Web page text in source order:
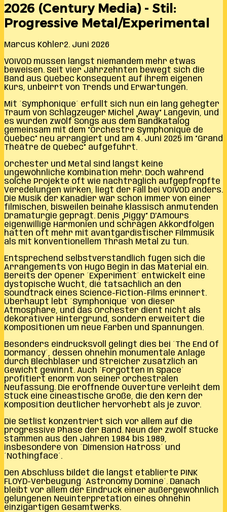
2026 (Century Media) - Stil:
Progressive Metal/Experimental
Marcus Köhler2. Juni 2026
VOIVOD müssen längst niemandem mehr etwas
beweisen. Seit vier Jahrzehnten bewegt sich die
Band aus Québec konsequent auf ihrem eigenen
Kurs, unbeirrt von Trends und Erwartungen.
Mit ´Symphonique´ erfüllt sich nun ein lang gehegter
Traum von Schlagzeuger Michel „Away“ Langevin, und
es wurden zwölf Songs aus dem Bandkatalog
gemeinsam mit dem “Orchestre Symphonique de
Québec” neu arrangiert und am 4. Juni 2025 im “Grand
Théâtre de Québec” aufgeführt.
Orchester und Metal sind längst keine
ungewöhnliche Kombination mehr. Doch während
solche Projekte oft wie nachträglich aufgepfropfte
Veredelungen wirken, liegt der Fall bei VOIVOD anders.
Die Musik der Kanadier war schon immer von einer
filmischen, bisweilen beinahe klassisch anmutenden
Dramaturgie geprägt. Denis „Piggy“ D’Amours
eigenwillige Harmonien und schrägen Akkordfolgen
hatten oft mehr mit avantgardistischer Filmmusik
als mit konventionellem Thrash Metal zu tun.
Entsprechend selbstverständlich fügen sich die
Arrangements von Hugo Bégin in das Material ein.
Bereits der Opener ´Experiment´ entwickelt eine
dystopische Wucht, die tatsächlich an den
Soundtrack eines Science-Fiction-Films erinnert.
Überhaupt lebt ´Symphonique´ von dieser
Atmosphäre, und das Orchester dient nicht als
dekorativer Hintergrund, sondern erweitert die
Kompositionen um neue Farben und Spannungen.
Besonders eindrucksvoll gelingt dies bei ´The End Of
Dormancy´, dessen ohnehin monumentale Anlage
durch Blechbläser und Streicher zusätzlich an
Gewicht gewinnt. Auch ´Forgotten In Space´
profitiert enorm von seiner orchestralen
Neufassung. Die eröffnende Ouvertüre verleiht dem
Stück eine cineastische Größe, die den Kern der
Komposition deutlicher hervorhebt als je zuvor.
Die Setlist konzentriert sich vor allem auf die
progressive Phase der Band. Neun der zwölf Stücke
stammen aus den Jahren 1984 bis 1989,
insbesondere von ´Dimension Hatröss´ und
´Nothingface´.
Den Abschluss bildet die längst etablierte PINK
FLOYD-Verbeugung ´Astronomy Domine´. Danach
bleibt vor allem der Eindruck einer außergewöhnlich
gelungenen Neuinterpretation eines ohnehin
einzigartigen Gesamtwerks.